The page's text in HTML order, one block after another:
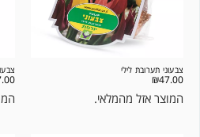
צבעוני תערובת לילי
₪47.00
המוצר אזל מהמלאי.